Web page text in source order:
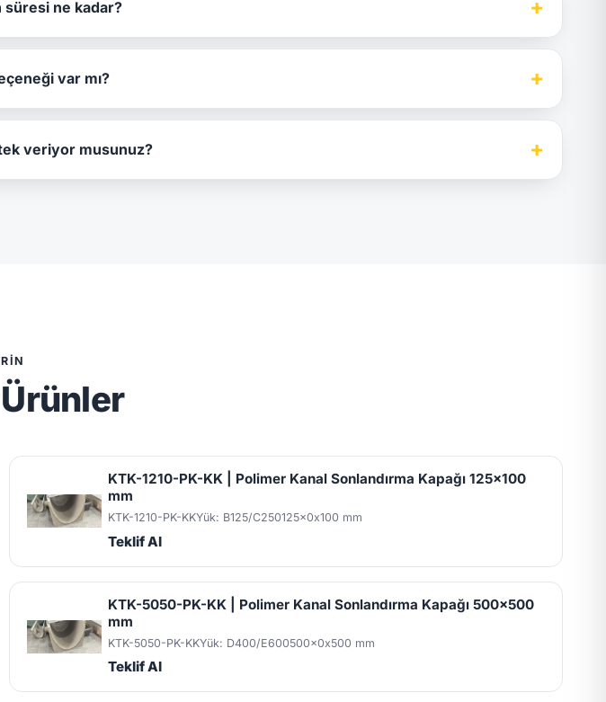
ne kadar? +
var mı? +
veriyor musunuz? +
KTK-1210-PK-KK | Polimer Kanal Sonlandırma Kapağı 125x100
mm
KTK-1210-PK-KKYük: B125/C250125x0x100 mm
Teklif Al
KTK-5050-PK-KK | Polimer Kanal Sonlandırma Kapağı 500x500
mm
KTK-5050-PK-KKYük: D400/E600500x0x500 mm
Teklif Al